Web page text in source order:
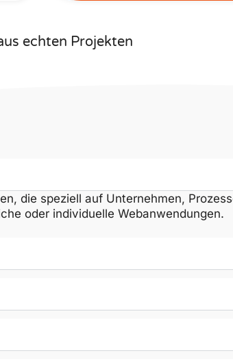
echten Projekten
die speziell auf Unternehmen,
oder individuelle Webanwendungen.